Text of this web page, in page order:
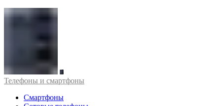
Телефоны и смартфоны
Смартфоны